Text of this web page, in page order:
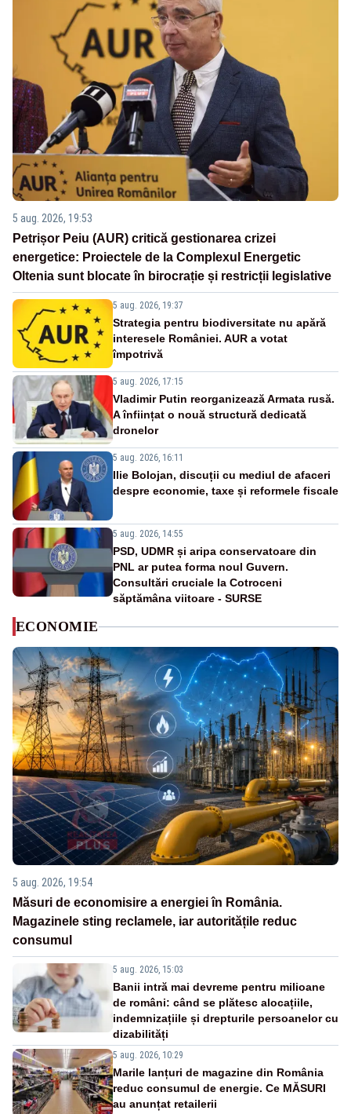
5 aug. 2026, 19:53
Petrișor Peiu (AUR) critică gestionarea crizei
energetice: Proiectele de la Complexul Energetic
Oltenia sunt blocate în birocrație și restricții legislative
5 aug. 2026, 19:37
Strategia pentru biodiversitate nu apără
interesele României. AUR a votat
împotrivă
5 aug. 2026, 17:15
Vladimir Putin reorganizează Armata rusă.
A înființat o nouă structură dedicată
dronelor
5 aug. 2026, 16:11
Ilie Bolojan, discuții cu mediul de afaceri
despre economie, taxe și reformele fiscale
5 aug. 2026, 14:55
PSD, UDMR și aripa conservatoare din
PNL ar putea forma noul Guvern.
Consultări cruciale la Cotroceni
săptămâna viitoare - SURSE
ECONOMIE
5 aug. 2026, 19:54
Măsuri de economisire a energiei în România.
Magazinele sting reclamele, iar autoritățile reduc
consumul
5 aug. 2026, 15:03
Banii intră mai devreme pentru milioane
de români: când se plătesc alocațiile,
indemnizațiile și drepturile persoanelor cu
dizabilități
5 aug. 2026, 10:29
Marile lanțuri de magazine din România
reduc consumul de energie. Ce MĂSURI
au anunțat retailerii